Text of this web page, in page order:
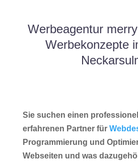
Werbeagentur
Werbekonzepte
Sie suchen einen
erfahrenen Partner für
Programmierung und
Webseiten und was